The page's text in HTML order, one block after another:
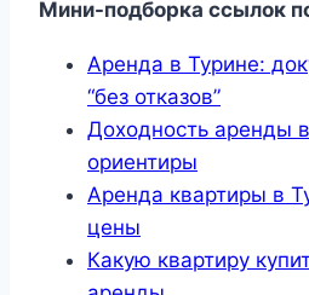
Мини-подборка ссылок
Аренда в Турине:
“без отказов”
Доходность аренды
ориентиры
Аренда квартиры в
цены
Какую квартиру